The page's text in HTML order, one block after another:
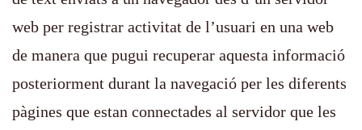
web per registrar activitat de l’usuari en una web
de manera que pugui recuperar aquesta informació
posteriorment durant la navegació per les diferents
pàgines que estan connectades al servidor que les